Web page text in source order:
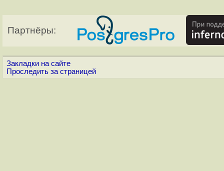
Партнёры:
Закладки на сайте
Проследить за страницей